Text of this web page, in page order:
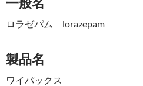
ロラゼパム lorazepam
製品名
ワイパックス